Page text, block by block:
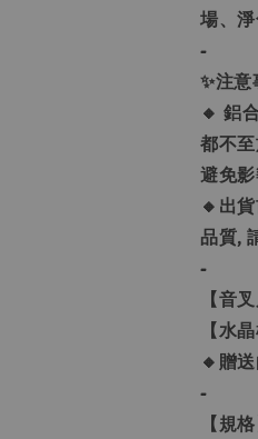
場、
-
✨注意
🔸 鋁
都不
避免
🔸出
品質,
-
【音
【水
🔸贈
-
【規格